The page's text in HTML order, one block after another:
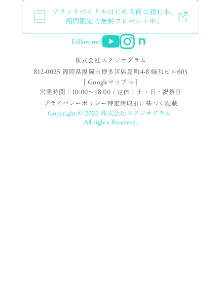
ブランドづくりをはじめる前に読む本、
期間限定で無料プレゼント中。
Follow me!
株式会社スタジオグラム
812-0025 福岡県福岡市博多区店屋町4-8 蝶和ビル603
[ Googleマップ > ]
営業時間：10:00〜18:00 / 定休：土・日・祝祭日
プライバシーポリシー特定商取引に基づく記載
Copyright © 2021 株式会社スタジオグラム
All rights Reserved.